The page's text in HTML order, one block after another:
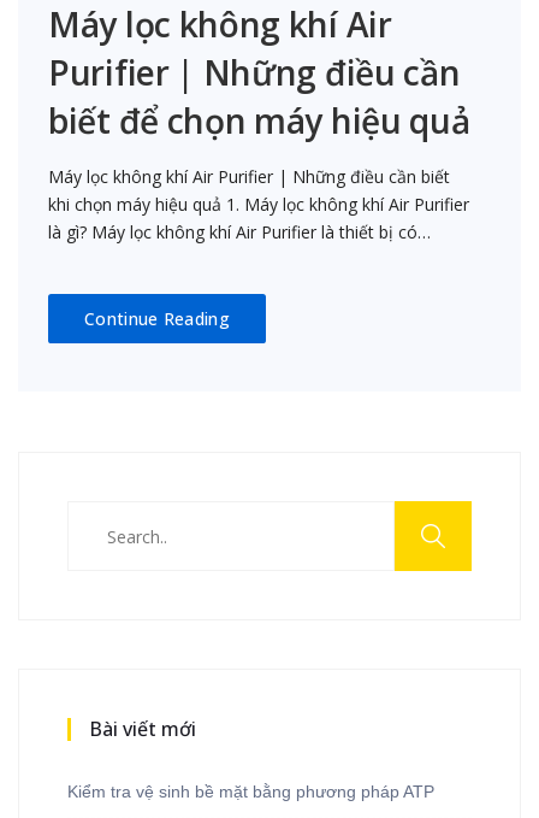
Máy lọc không khí Air
Purifier | Những điều cần
biết để chọn máy hiệu quả
Máy lọc không khí Air Purifier | Những điều cần biết
khi chọn máy hiệu quả 1. Máy lọc không khí Air Purifier
là gì? Máy lọc không khí Air Purifier là thiết bị có…
Continue Reading
Bài viết mới
Kiểm tra vệ sinh bề mặt bằng phương pháp ATP